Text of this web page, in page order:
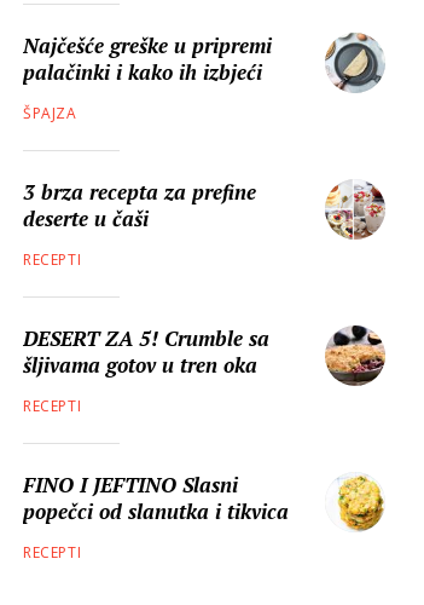
Najčešće greške u pripremi
palačinki i kako ih izbjeći
ŠPAJZA
3 brza recepta za prefine
deserte u čaši
RECEPTI
DESERT ZA 5! Crumble sa
šljivama gotov u tren oka
RECEPTI
FINO I JEFTINO Slasni
popečci od slanutka i tikvica
RECEPTI